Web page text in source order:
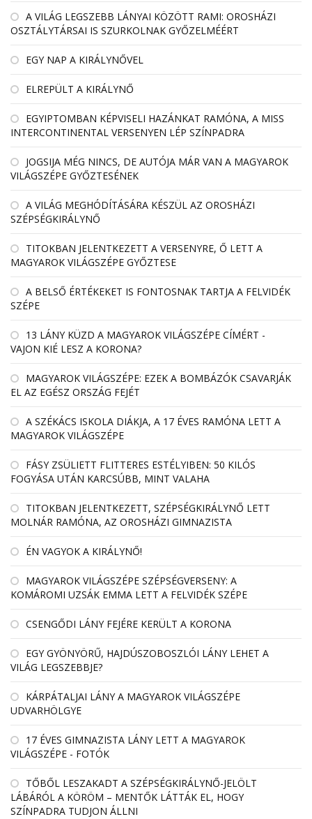
A VILÁG LEGSZEBB LÁNYAI KÖZÖTT RAMI: OROSHÁZI
OSZTÁLYTÁRSAI IS SZURKOLNAK GYŐZELMÉÉRT
EGY NAP A KIRÁLYNŐVEL
ELREPÜLT A KIRÁLYNŐ
EGYIPTOMBAN KÉPVISELI HAZÁNKAT RAMÓNA, A MISS
INTERCONTINENTAL VERSENYEN LÉP SZÍNPADRA
JOGSIJA MÉG NINCS, DE AUTÓJA MÁR VAN A MAGYAROK
VILÁGSZÉPE GYŐZTESÉNEK
A VILÁG MEGHÓDÍTÁSÁRA KÉSZÜL AZ OROSHÁZI
SZÉPSÉGKIRÁLYNŐ
TITOKBAN JELENTKEZETT A VERSENYRE, Ő LETT A
MAGYAROK VILÁGSZÉPE GYŐZTESE
A BELSŐ ÉRTÉKEKET IS FONTOSNAK TARTJA A FELVIDÉK
SZÉPE
13 LÁNY KÜZD A MAGYAROK VILÁGSZÉPE CÍMÉRT -
VAJON KIÉ LESZ A KORONA?
MAGYAROK VILÁGSZÉPE: EZEK A BOMBÁZÓK CSAVARJÁK
EL AZ EGÉSZ ORSZÁG FEJÉT
A SZÉKÁCS ISKOLA DIÁKJA, A 17 ÉVES RAMÓNA LETT A
MAGYAROK VILÁGSZÉPE
FÁSY ZSÜLIETT FLITTERES ESTÉLYIBEN: 50 KILÓS
FOGYÁSA UTÁN KARCSÚBB, MINT VALAHA
TITOKBAN JELENTKEZETT, SZÉPSÉGKIRÁLYNŐ LETT
MOLNÁR RAMÓNA, AZ OROSHÁZI GIMNAZISTA
ÉN VAGYOK A KIRÁLYNŐ!
MAGYAROK VILÁGSZÉPE SZÉPSÉGVERSENY: A
KOMÁROMI UZSÁK EMMA LETT A FELVIDÉK SZÉPE
CSENGŐDI LÁNY FEJÉRE KERÜLT A KORONA
EGY GYÖNYÖRŰ, HAJDÚSZOBOSZLÓI LÁNY LEHET A
VILÁG LEGSZEBBJE?
KÁRPÁTALJAI LÁNY A MAGYAROK VILÁGSZÉPE
UDVARHÖLGYE
17 ÉVES GIMNAZISTA LÁNY LETT A MAGYAROK
VILÁGSZÉPE - FOTÓK
TŐBŐL LESZAKADT A SZÉPSÉGKIRÁLYNŐ-JELÖLT
LÁBÁRÓL A KÖRÖM – MENTŐK LÁTTÁK EL, HOGY
SZÍNPADRA TUDJON ÁLLNI